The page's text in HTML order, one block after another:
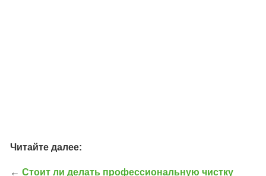
Читайте далее:
←Стоит ли делать профессиональную чистку